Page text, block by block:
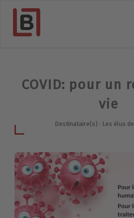
COVID: pour un
vie
Destinataire(s) : Les élus